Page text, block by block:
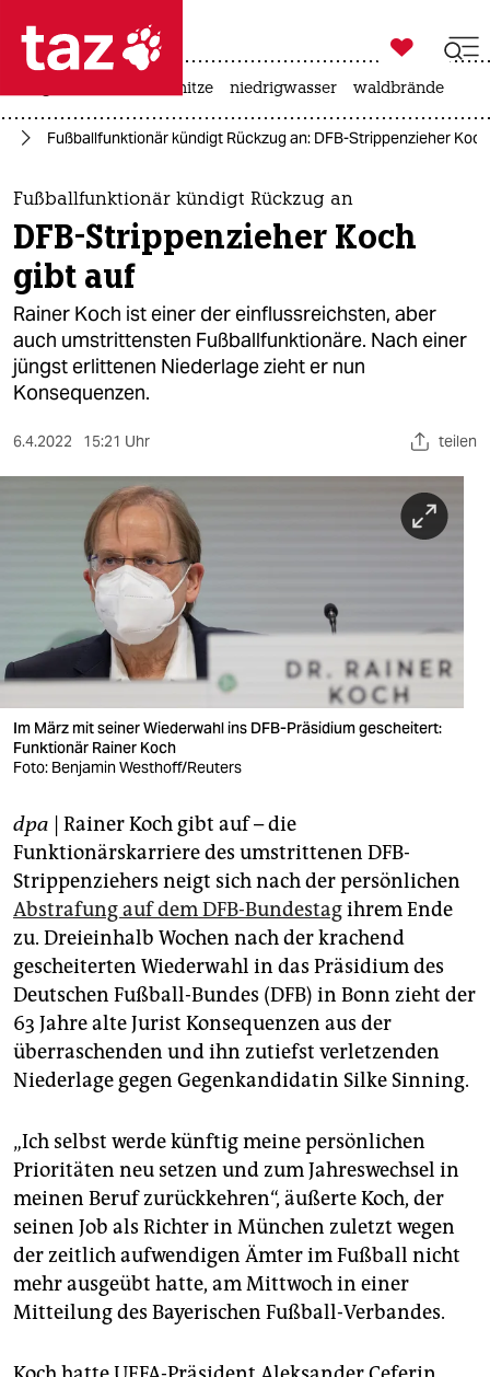
 taz zahl ich
taz zahl ich
themen
politik
öko
gesellschaft
kultur
sport
wahrheit
verlag
verlag
veranstaltungen
shop
fragen & hilfe
unterstützen
abo
genossenschaft
epaper login

taz zahl ich
hitze niedrigwasser waldbrände
Fußballfunktionär kündigt Rückzug an: DFB-Strippenzieher
Fußballfunktionär kündigt Rückzug an
DFB-Strippenzieher Koch
gibt auf
Rainer Koch ist einer der einflussreichsten, aber
auch umstrittensten Fußballfunktionäre. Nach einer
jüngst erlittenen Niederlage zieht er nun
Konsequenzen.
6.4.2022 15:21 Uhr teilen
Im März mit seiner Wiederwahl ins DFB-Präsidium gescheitert:
Funktionär Rainer Koch
Foto: Benjamin Westhoff/Reuters
dpa | Rainer Koch gibt auf – die
Funktionärskarriere des umstrittenen DFB-
Strippenziehers neigt sich nach der persönlichen
Abstrafung auf dem DFB-Bundestagihrem Ende
zu. Dreieinhalb Wochen nach der krachend
gescheiterten Wiederwahl in das Präsidium des
Deutschen Fußball-Bundes (DFB) in Bonn zieht der
63 Jahre alte Jurist Konsequenzen aus der
überraschenden und ihn zutiefst verletzenden
Niederlage gegen Gegenkandidatin Silke Sinning.
„Ich selbst werde künftig meine persönlichen
Prioritäten neu setzen und zum Jahreswechsel in
meinen Beruf zurückkehren“, äußerte Koch, der
seinen Job als Richter in München zuletzt wegen
der zeitlich aufwendigen Ämter im Fußball nicht
mehr ausgeübt hatte, am Mittwoch in einer
Mitteilung des Bayerischen Fußball-Verbandes.